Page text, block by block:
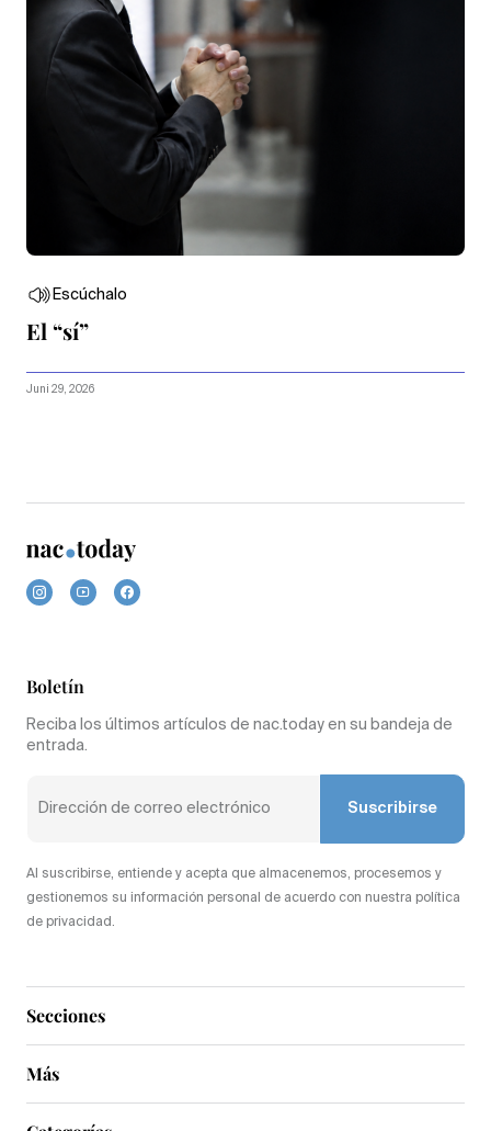
Escúchalo
El “sí”
Juni 29, 2026
Secciones
Más
Boletín
Reciba los últimos artículos de nac.today en su bandeja de
entrada.
Suscribirse
Al suscribirse, entiende y acepta que almacenemos, procesemos y
gestionemos su información personal de acuerdo con nuestra política
de privacidad.